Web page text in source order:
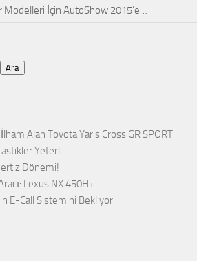
Modelleri İçin AutoShow 2015’e…
Ara
Alan Toyota Yaris Cross GR SPORT
Yeterli
Dönemi!
Lexus NX 450H+
E-Call Sistemini Bekliyor